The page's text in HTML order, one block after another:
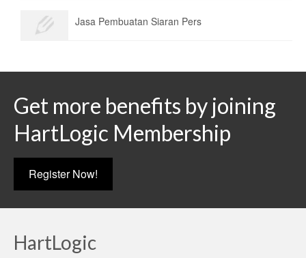
Jasa Pembuatan Siaran Pers
Get more benefits by joining
HartLogic Membership
Register Now!
HartLogic